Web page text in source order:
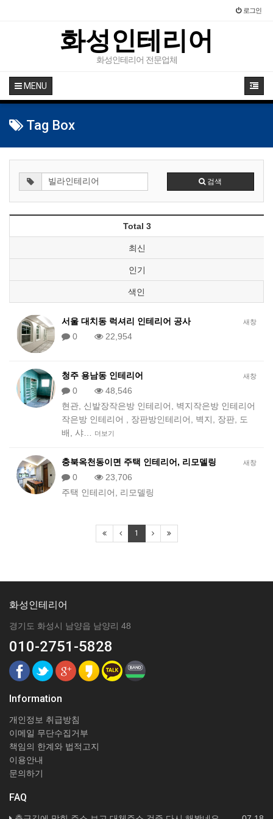
로그인
화성인테리어
화성인테리어 전문업체
MENU
Tag Box
검색
Total 3
최신
인기
색인
새창
서울 대치동 럭셔리 인테리어 공사
0
22,954
새창
청주 용남동 인테리어
0
48,546
현관, 신발장작은방 인테리어, 벽지작은방 인테리어
작은방 인테리어 , 장판방인테리어, 벽지, 장판, 도
배, 샤…
더보기
새창
충북옥천동이면 주택 인테리어, 리모델링
0
23,706
주택 인테리어, 리모델링
1
화성인테리어
경기도 화성시 남양읍 남양리 48
010-2751-5828
Information
개인정보 취급방침
이메일 무단수집거부
책임의 한계와 법적고지
이용안내
문의하기
FAQ